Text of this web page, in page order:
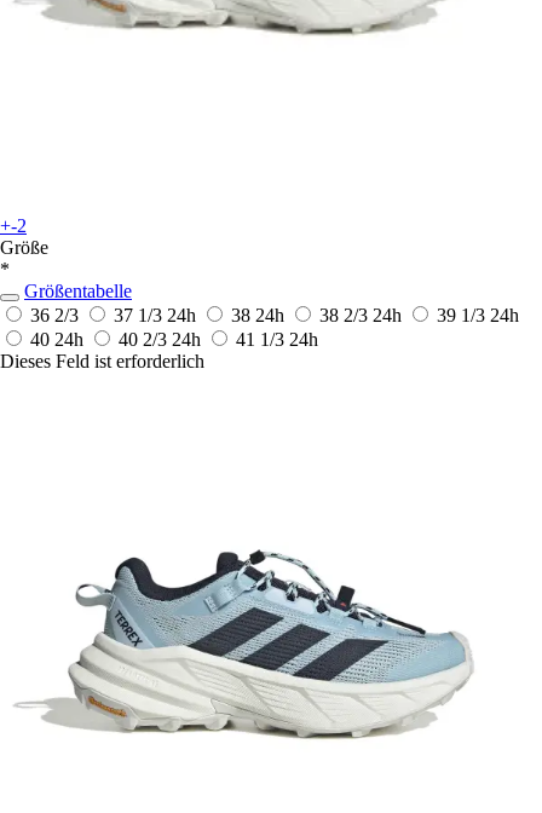
+-2
Größe
*
Größentabelle
36 2/3
37 1/3 24h 38 24h 38 2/3 24h 39 1/3 24h
40 24h 40 2/3 24h 41 1/3 24h
Dieses Feld ist erforderlich